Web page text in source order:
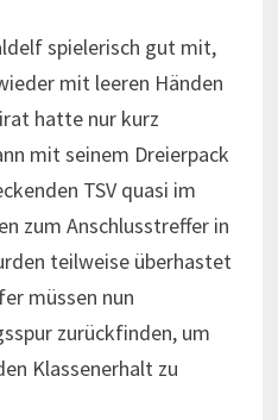
spielerisch gut mit,
mit leeren Händen
hatte nur kurz
mit seinem Dreierpack
TSV quasi im
zum Anschlusstreffer in
teilweise überhastet
müssen nun
zurückfinden, um
Klassenerhalt zu